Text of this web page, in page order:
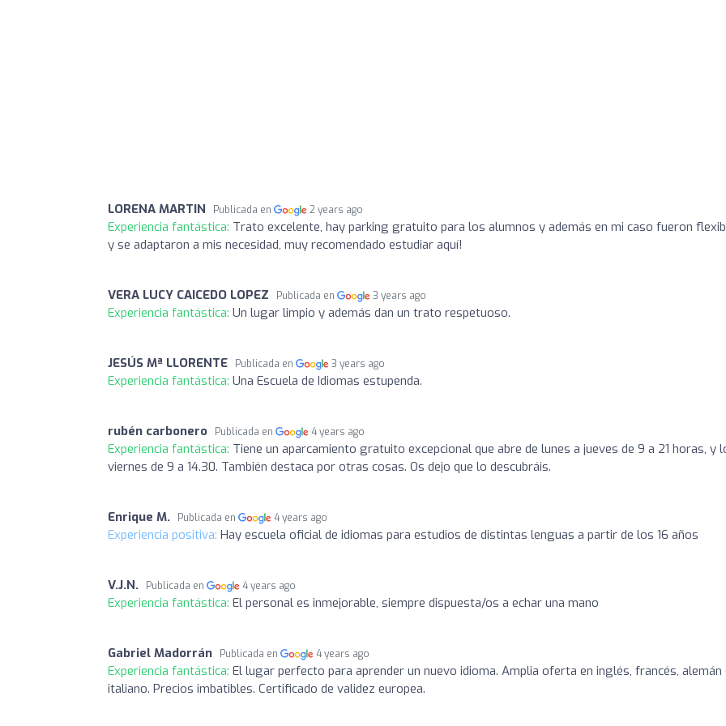
LORENA MARTIN Publicada en 2 years ago
Experiencia fantástica: Trato excelente, hay parking gratuito para los alumnos y además en mi caso fueron
y se adaptaron a mis necesidad, muy recomendado estudiar aquí!
VERA LUCY CAICEDO LOPEZ Publicada en 3 years ago
Experiencia fantástica: Un lugar limpio y además dan un trato respetuoso.
JESÚS Mª LLORENTE Publicada en 3 years ago
Experiencia fantástica: Una Escuela de Idiomas estupenda.
rubén carbonero Publicada en 4 years ago
Experiencia fantástica: Tiene un aparcamiento gratuito excepcional que abre de lunes a jueves de 9 a 21 horas, y
viernes de 9 a 14.30. También destaca por otras cosas. Os dejo que lo descubráis.
Enrique M. Publicada en 4 years ago
Experiencia positiva: Hay escuela oficial de idiomas para estudios de distintas lenguas a partir de los 16 años
V.J.N. Publicada en 4 years ago
Experiencia fantástica: El personal es inmejorable, siempre dispuesta/os a echar una mano
Gabriel Madorrán Publicada en 4 years ago
Experiencia fantástica: El lugar perfecto para aprender un nuevo idioma. Amplia oferta en inglés, francés, alemán
italiano. Precios imbatibles. Certificado de validez europea.